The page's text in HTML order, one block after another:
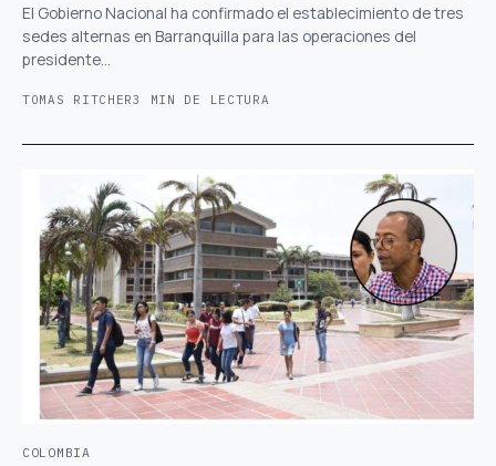
El Gobierno Nacional ha confirmado el establecimiento de tres
sedes alternas en Barranquilla para las operaciones del
presidente…
TOMAS RITCHER3 MIN DE LECTURA
COLOMBIA